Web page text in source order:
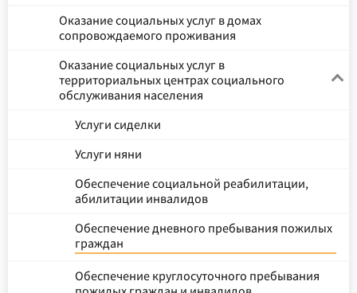
Оказание социальных услуг в домах
сопровождаемого проживания
Оказание социальных услуг в
территориальных центрах социального
обслуживания населения
Услуги сиделки
Услуги няни
Обеспечение социальной реабилитации,
абилитации инвалидов
Обеспечение дневного пребывания пожилых
граждан
Обеспечение круглосуточного пребывания